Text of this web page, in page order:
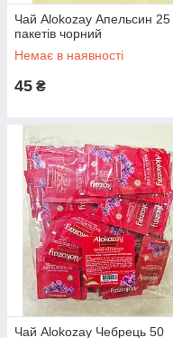
Чай Alokozay Апельсин 25
пакетів чорний
Немає в наявності
45 ₴
Чай Alokozay Чебрець 50